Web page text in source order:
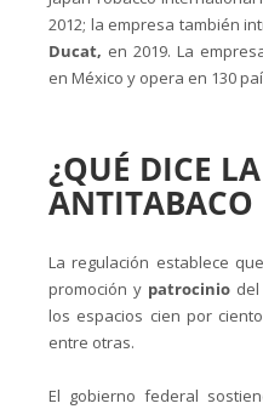
2012; la empresa también
Ducat, en 2019. La
en México y opera en 130
¿QUÉ DICE
La regulación establece
promoción y patrocinio
los espacios cien por ciento
entre otras.
El gobierno federal